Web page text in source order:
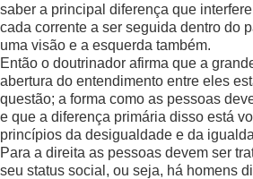
saber a principal diferença que
cada corrente a ser seguida dentro do
uma visão e a esquerda também.
Então o doutrinador afirma que a
abertura do entendimento entre eles
questão; a forma como as pessoas
e que a diferença primária disso está
princípios da desigualdade e da
Para a direita as pessoas devem ser
seu status social, ou seja, há homens